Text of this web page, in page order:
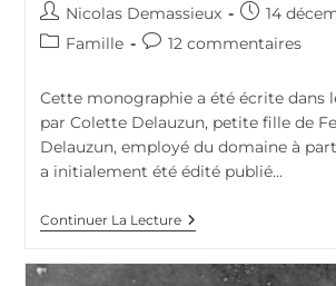
Auteur/autrice
de
Nicolas Demassieux
Publication
publiée :
14
PostFamille
Commentaires
publication :
12 commentaires
Cette monographie a été écrite dans
par Colette Delauzun, petite fille de
Delauzun, employé du domaine à
a initialement été édité publié…
Continuer La LectureLe
Domaine
Marguerite